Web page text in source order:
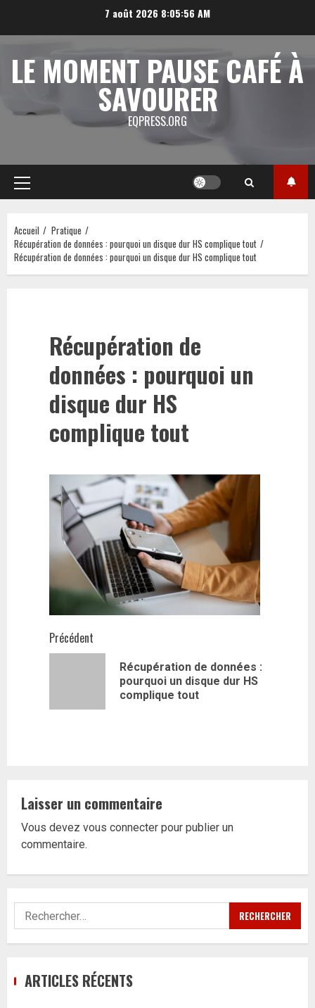
7 août 2026 8:05:57 AM
LE MOMENT PAUSE CAFÉ À
SAVOURER
EQPRESS.ORG
Menu
principal
Accueil
Pratique
Récupération de données : pourquoi un disque dur HS complique tout
Récupération de données : pourquoi un disque dur HS complique tout
Récupération de
données : pourquoi un
disque dur HS
complique tout
Navigation
Précédent
Récupération de données :
pourquoi un disque dur HS
complique tout
Laisser un commentaire
Vous devez vous connecter pour publier un
commentaire.
Rechercher :
ARTICLES RÉCENTS